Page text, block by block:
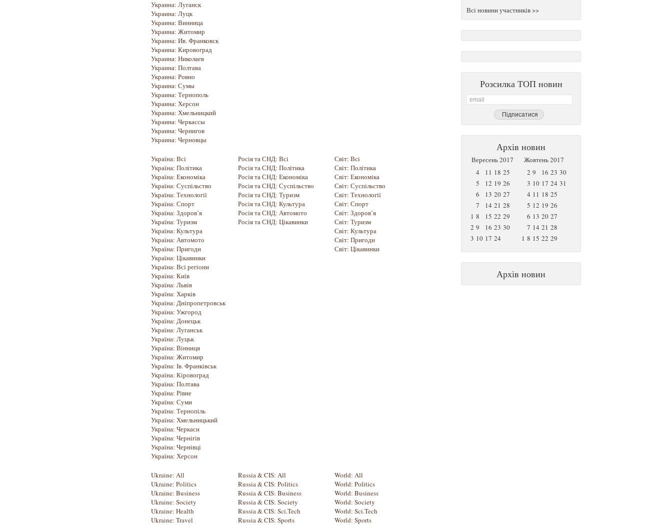
Украина: Луганск
Украина: Луцк
Украина: Винница
Украина: Житомир
Украина: Ив. Франковск
Украина: Кировоград
Украина: Николаев
Украина: Полтава
Украина: Ровно
Украина: Сумы
Украина: Тернополь
Украина: Херсон
Украина: Хмельницкий
Украина: Черкассы
Украина: Чернигов
Украина: Черновцы
Україна: Всі
Україна: Політика
Україна: Економіка
Україна: Суспільство
Україна: Технології
Україна: Спорт
Україна: Здоров’я
Україна: Туризм
Україна: Культура
Україна: Автомото
Україна: Пригоди
Україна: Цікавинки
Україна: Всі регіони
Україна: Київ
Україна: Львів
Україна: Харків
Україна: Дніпропетровськ
Україна: Ужгород
Україна: Донецьк
Україна: Луганськ
Україна: Луцьк
Україна: Вінниця
Україна: Житомир
Україна: Ів. Франківськ
Україна: Кіровоград
Україна: Полтава
Україна: Рівне
Україна: Суми
Україна: Тернопіль
Україна: Хмельницький
Україна: Черкаси
Україна: Чернігів
Україна: Чернівці
Україна: Херсон
Росія та СНД: Всі
Росія та СНД: Політика
Росія та СНД: Економіка
Росія та СНД: Суспільство
Росія та СНД: Туризм
Росія та СНД: Культура
Росія та СНД: Автомото
Росія та СНД: Цікавинки
Світ: Всі
Світ: Політика
Світ: Економіка
Світ: Суспільство
Світ: Технології
Світ: Спорт
Світ: Здоров’я
Світ: Туризм
Світ: Культура
Світ: Пригоди
Світ: Цікавинки
Ukraine: All
Ukraine: Politics
Ukraine: Business
Ukraine: Society
Ukraine: Health
Ukraine: Travel
Russia & CIS: All
Russia & CIS: Politics
Russia & CIS: Business
Russia & CIS: Society
Russia & CIS: Sci.Tech
Russia & CIS: Sports
World: All
World: Politics
World: Business
World: Society
World: Sci.Tech
World: Sports
Всі новини участників >>
Розсилка ТОП новин
Архів новин
Вересень 2017
4
11 18 25
5
12 19 26
6
13 20 27
7
14 21 28
1 8 15 22 29
2 9 16 23 30
3 10 17 24
Жовтень 2017
2 9 16 23 30
3 10 17 24 31
4 11 18 25
5 12 19 26
6 13 20 27
7 14 21 28
1 8 15 22 29
Архів новин